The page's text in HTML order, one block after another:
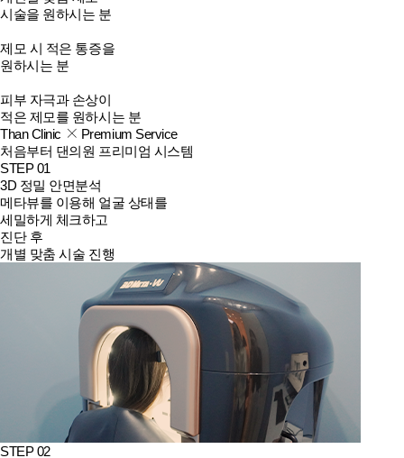
시술을 원하시는 분
제모 시 적은 통증을
원하시는 분
피부 자극과 손상이
적은 제모를 원하시는 분
Than Clinic
Premium Service
처음부터 댄의원 프리미엄 시스템
STEP 01
3D 정밀 안면분석
메타뷰를 이용해 얼굴 상태를
세밀하게 체크하고
진단 후
개별 맞춤 시술 진행
STEP 02